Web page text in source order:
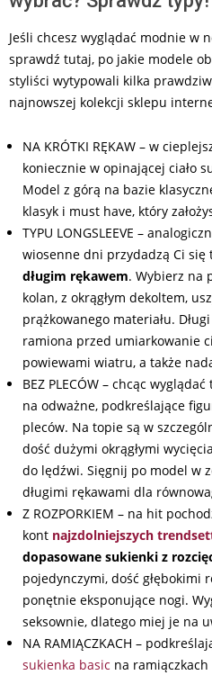
Jeśli chcesz wyglądać modnie w
sprawdź tutaj, po jakie modele
styliści wytypowali kilka
najnowszej kolekcji sklepu
NA KRÓTKI RĘKAW – w
koniecznie w opinającej ciało
Model z górą na bazie
klasyk i must have, który
TYPU LONGSLEEVE –
wiosenne dni przydadzą Ci się
długim rękawem. Wybierz na
kolan, z okrągłym dekoltem,
prążkowanego materiału.
ramiona przed umiarkowanie
powiewami wiatru, a także
BEZ PLECÓW – chcąc
na odważne, podkreślające
pleców. Na topie są w
dość dużymi okrągłymi
do lędźwi. Sięgnij po model w
długimi rękawami dla
Z ROZPORKIEM – na hit
kont najzdolniejszych
dopasowane sukienki z
pojedynczymi, dość głębokimi
ponętnie eksponujące nogi.
seksownie, dlatego miej je na
NA RAMIĄCZKACH –
sukienka basic na